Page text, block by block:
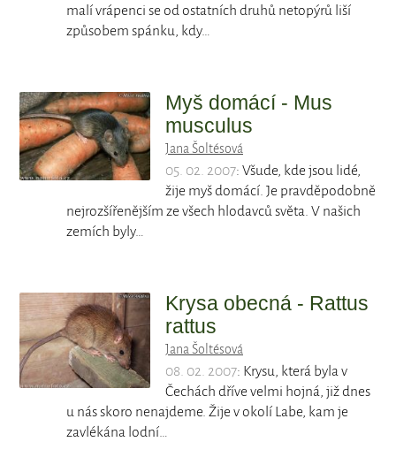
malí vrápenci se od ostatních druhů netopýrů liší
způsobem spánku, kdy…
Myš domácí - Mus
musculus
Jana Šoltésová
05. 02. 2007: Všude, kde jsou lidé,
žije myš domácí. Je pravděpodobně
nejrozšířenějším ze všech hlodavců světa. V našich
zemích byly…
Krysa obecná - Rattus
rattus
Jana Šoltésová
08. 02. 2007: Krysu, která byla v
Čechách dříve velmi hojná, již dnes
u nás skoro nenajdeme. Žije v okolí Labe, kam je
zavlékána lodní…